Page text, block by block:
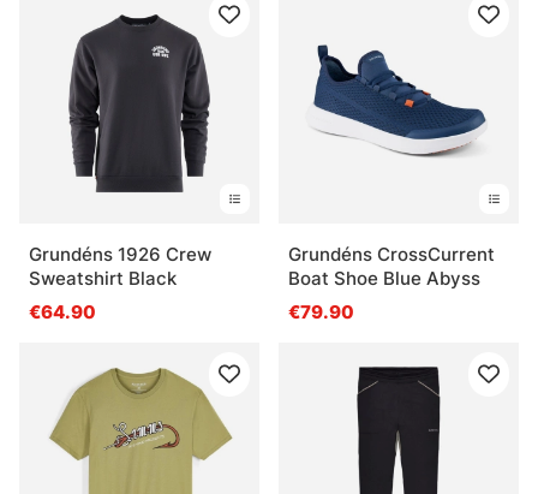
Grundéns 1926 Crew
Sweatshirt Black
€64.90
Grundéns CrossCurrent
Boat Shoe Blue Abyss
€79.90